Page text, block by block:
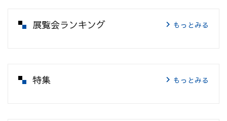
展覧会ランキング もっとみる
特集 もっとみる